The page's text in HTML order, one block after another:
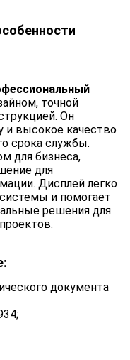
точной
Он
и высокое качество
срока службы.
для бизнеса,
для
Дисплей легко
и помогает
решения для
документа